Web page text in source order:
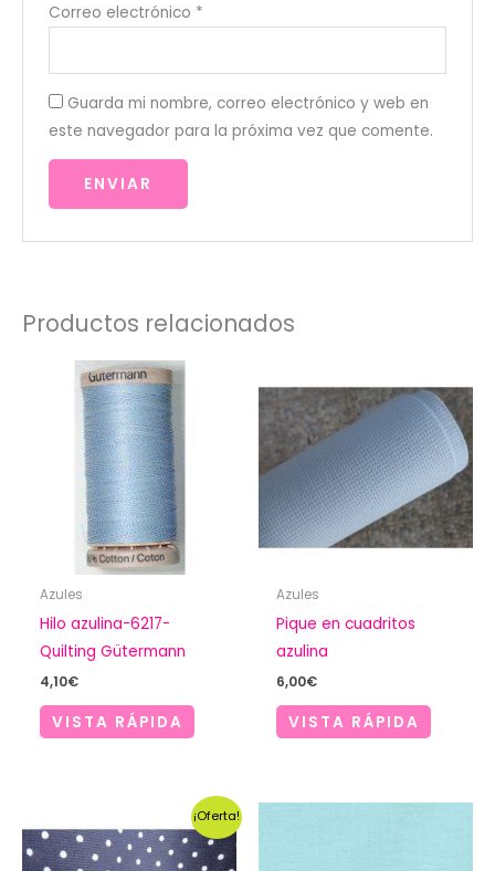
Correo electrónico *
Guarda mi nombre, correo electrónico y web en
este navegador para la próxima vez que comente.
Productos relacionados
Azules
Hilo azulina-6217-
Quilting Gütermann
4,10€
VISTA RÁPIDA
Azules
Pique en cuadritos
azulina
6,00€
VISTA RÁPIDA
¡Oferta!